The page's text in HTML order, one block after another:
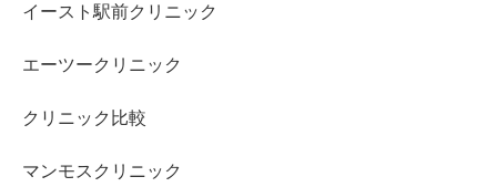
イースト駅前クリニック
エーツークリニック
クリニック比較
マンモスクリニック